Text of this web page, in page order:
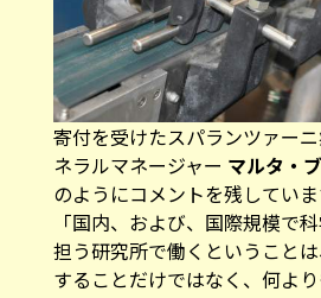
寄付を受けたスパランツァー
ネラルマネージャー マルタ・
のようにコメントを残していま
「国内、および、国際規模で
担う研究所で働くということ
することだけではなく、何よ